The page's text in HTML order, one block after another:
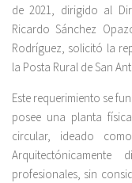
de 2021, dirigido al
Ricardo Sánchez
Rodríguez, solicitó la
la Posta Rural de San
Este requerimiento se
posee una planta
circular, ideado
profesionales, sin